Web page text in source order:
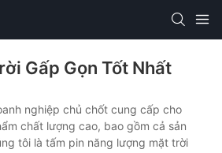
Gấp Gọn Tốt Nhất
nghiệp chủ chốt cung cấp cho
chất lượng cao, bao gồm cả sản
tôi là tấm pin năng lượng mặt trời